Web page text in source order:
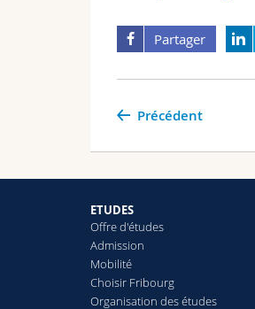
Partager
Précédent
ETUDES
Offre d'études
Admission
Mobilité
Choisir Fribourg
Organisation des études